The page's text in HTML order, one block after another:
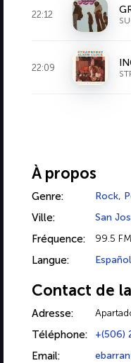
22:12
22:09
À propos
Genre: Rock,
Ville: San
Fréquence: 99.5 FM
Langue: Español
Contact de
Adresse:
Téléphone: +(506)
Email: